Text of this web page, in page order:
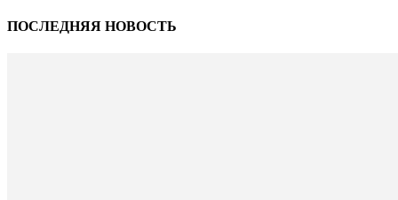
ПОСЛЕДНЯЯ НОВОСТЬ